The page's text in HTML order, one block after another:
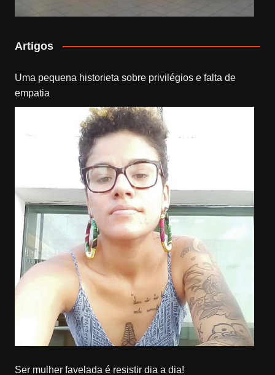
Artigos
Uma pequena historieta sobre privilégios e falta de
empatia
Ser mulher favelada é resistir dia a dia!